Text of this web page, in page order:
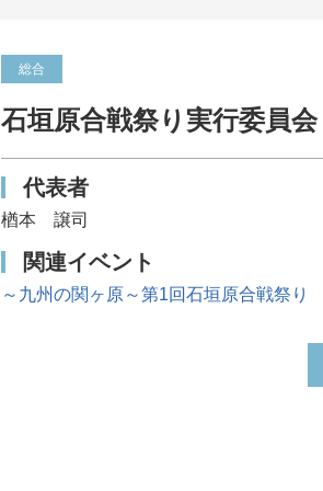
総合
石垣原合戦祭り実行委員会
代表者
楢本 譲司
関連イベント
～九州の関ヶ原～第1回石垣原合戦祭り